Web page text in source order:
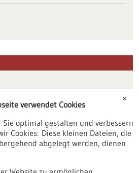
✕
verwendet Cookies
Sie optimal gestalten und verbessern
Cookies: Diese kleinen Dateien, die
abgelegt werden, dienen